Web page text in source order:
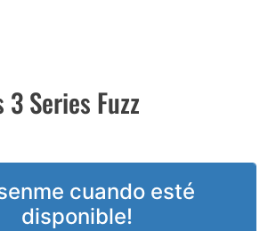
3 Series Fuzz
cuando esté
disponible!